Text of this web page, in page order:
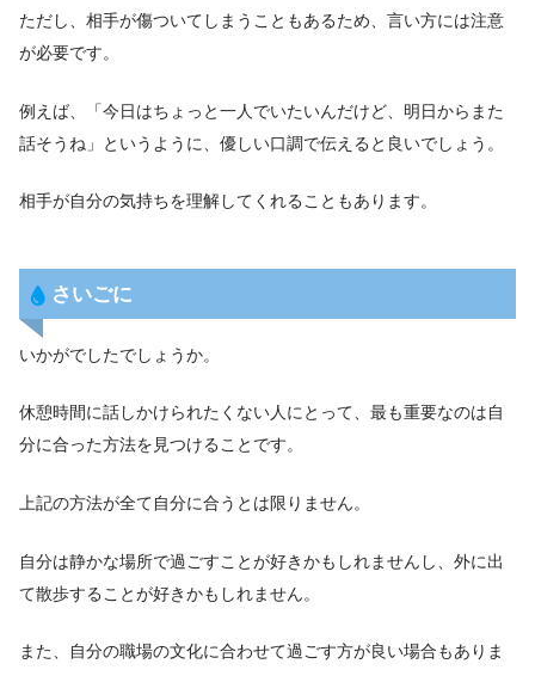
ただし、相手が傷ついてしまうこともあるため、言い方には注意
が必要です。
例えば、「今日はちょっと一人でいたいんだけど、明日からまた
話そうね」というように、優しい口調で伝えると良いでしょう。
相手が自分の気持ちを理解してくれることもあります。
さいごに
いかがでしたでしょうか。
休憩時間に話しかけられたくない人にとって、最も重要なのは自
分に合った方法を見つけることです。
上記の方法が全て自分に合うとは限りません。
自分は静かな場所で過ごすことが好きかもしれませんし、外に出
て散歩することが好きかもしれません。
また、自分の職場の文化に合わせて過ごす方が良い場合もありま